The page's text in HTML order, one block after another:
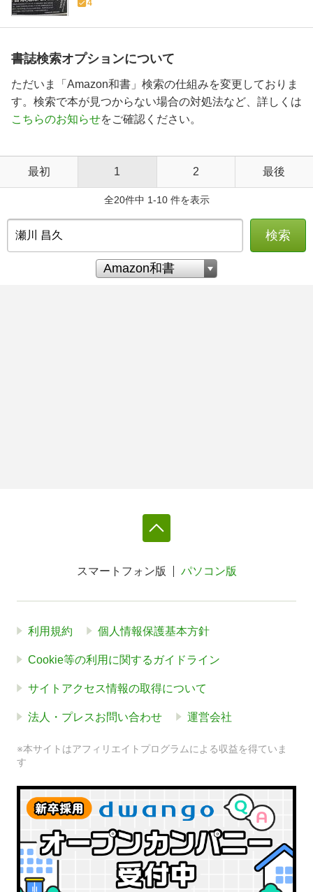
4
書誌検索オプションについて
ただいま「Amazon和書」検索の仕組みを変更しておりま
す。検索で本が見つからない場合の対処法など、詳しくは
こちらのお知らせをご確認ください。
最初 1 2 最後
全20件中 1-10 件を表示
検索
スマートフォン版 パソコン版
利用規約 個人情報保護基本方針
Cookie等の利用に関するガイドライン
サイトアクセス情報の取得について
法人・プレスお問い合わせ 運営会社
※本サイトはアフィリエイトプログラムによる収益を得ていま
す